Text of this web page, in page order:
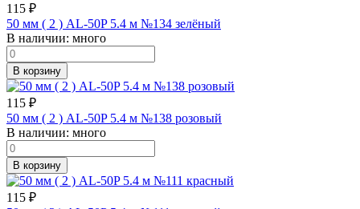
115 ₽
50 мм ( 2 ) AL-50P 5.4 м №134 зелёный
В наличии: много
В корзину
115 ₽
50 мм ( 2 ) AL-50P 5.4 м №138 розовый
В наличии: много
В корзину
115 ₽